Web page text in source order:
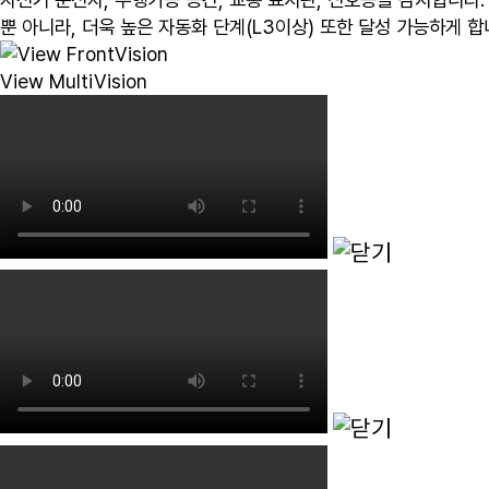
뿐 아니라, 더욱 높은 자동화 단계(L3이상) 또한 달성 가능하게 합
View MultiVision